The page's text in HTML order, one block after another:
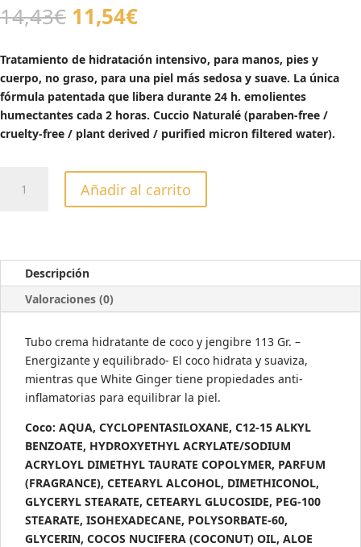
14,43€ El
precio
original
era:
14,43€.
11,54€El
actual
es:
11,54€.
Tratamiento de hidratación intensivo, para manos, pies y
cuerpo, no graso, para una piel más sedosa y suave. La única
fórmula patentada que libera durante 24 h. emolientes
humectantes cada 2 horas. Cuccio Naturalé (paraben-free /
cruelty-free / plant derived / purified micron filtered water).
JENGIBRE
113gr
cantidad
Añadir al carrito
Descripción
Valoraciones (0)
Tubo crema hidratante de coco y jengibre 113 Gr. –
Energizante y equilibrado- El coco hidrata y suaviza,
mientras que White Ginger tiene propiedades anti-
inflamatorias para equilibrar la piel.
Coco: AQUA, CYCLOPENTASILOXANE, C12-15 ALKYL
BENZOATE, HYDROXYETHYL ACRYLATE/SODIUM
ACRYLOYL DIMETHYL TAURATE COPOLYMER, PARFUM
(FRAGRANCE), CETEARYL ALCOHOL, DIMETHICONOL,
GLYCERYL STEARATE, CETEARYL GLUCOSIDE, PEG-100
STEARATE, ISOHEXADECANE, POLYSORBATE-60,
GLYCERIN, COCOS NUCIFERA (COCONUT) OIL, ALOE